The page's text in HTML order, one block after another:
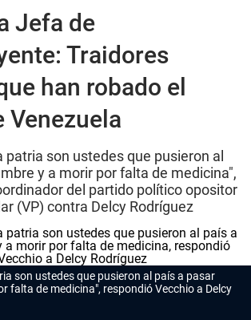
Jefa de
Traidores
han robado el
Venezuela
patria son ustedes que pusieron al
y a morir por falta de medicina",
del partido político opositor
(VP) contra Delcy Rodríguez
son ustedes que pusieron al país a pasar
falta de medicina", respondió Vecchio a Delcy